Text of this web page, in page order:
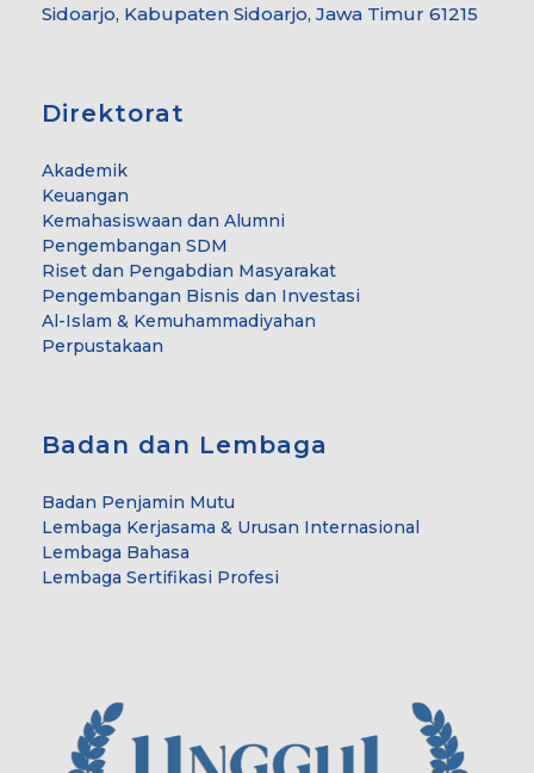
Sidoarjo, Kabupaten Sidoarjo, Jawa Timur 61215
Direktorat
Akademik
Keuangan
Kemahasiswaan dan Alumni
Pengembangan SDM
Riset dan Pengabdian Masyarakat
Pengembangan Bisnis dan Investasi
Al-Islam & Kemuhammadiyahan
Perpustakaan
Badan dan Lembaga
Badan Penjamin Mutu
Lembaga Kerjasama & Urusan Internasional
Lembaga Bahasa
Lembaga Sertifikasi Profesi